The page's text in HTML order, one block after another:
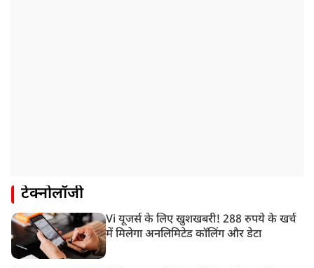
टेक्नोलॉजी
Vi यूजर्स के लिए खुशखबरी! 288 रुपये के खर्च
में मिलेगा अनलिमिटेड कॉलिंग और डेटा